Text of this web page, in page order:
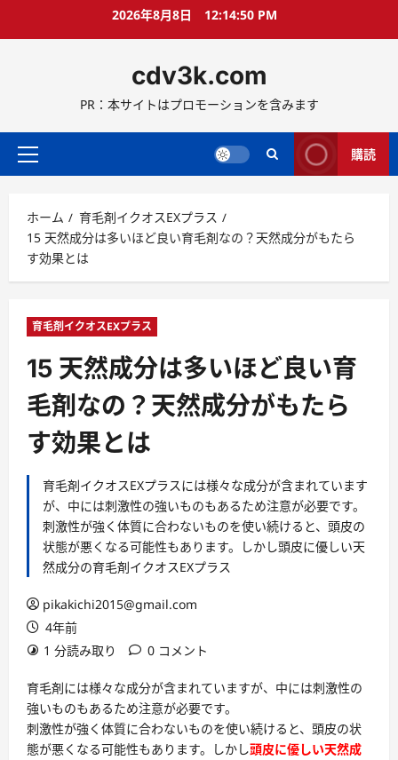
ス
ッ
2026年8月8日 12:14:51 PM
cdv3k.com
PR：本サイトはプロモーションを含みます
メ
メ
ニ
ュ
ー
購読
ホーム
育毛剤イクオスEXプラス
15 天然成分は多いほど良い育毛剤なの？天然成分がもたら
す効果とは
育毛剤イクオスEXプラス
15 天然成分は多いほど良い育
毛剤なの？天然成分がもたら
す効果とは
育毛剤イクオスEXプラスには様々な成分が含まれています
が、中には刺激性の強いものもあるため注意が必要です。
刺激性が強く体質に合わないものを使い続けると、頭皮の
状態が悪くなる可能性もあります。しかし頭皮に優しい天
然成分の育毛剤イクオスEXプラス
pikakichi2015@gmail.com
4年前
1 分読み取り
0 コメント
育毛剤には様々な成分が含まれていますが、中には刺激性の
強いものもあるため注意が必要です。
刺激性が強く体質に合わないものを使い続けると、頭皮の状
態が悪くなる可能性もあります。しかし頭皮に優しい天然成